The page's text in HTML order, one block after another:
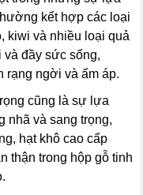
kết hợp các loại
kiwi và nhiều loại quả
và đầy sức sống,
rạng ngời và ấm áp.
cũng là sự lựa
nhã và sang trọng,
hạt khô cao cấp
thận trong hộp gỗ tinh